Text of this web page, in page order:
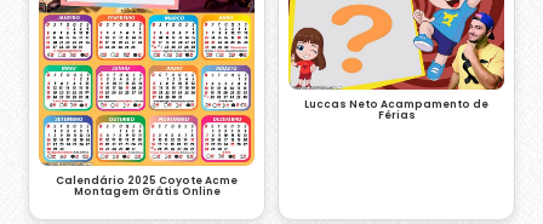
Calendário 2025 Coyote Acme
Montagem Grátis Online
Luccas Neto Acampamento de
Férias